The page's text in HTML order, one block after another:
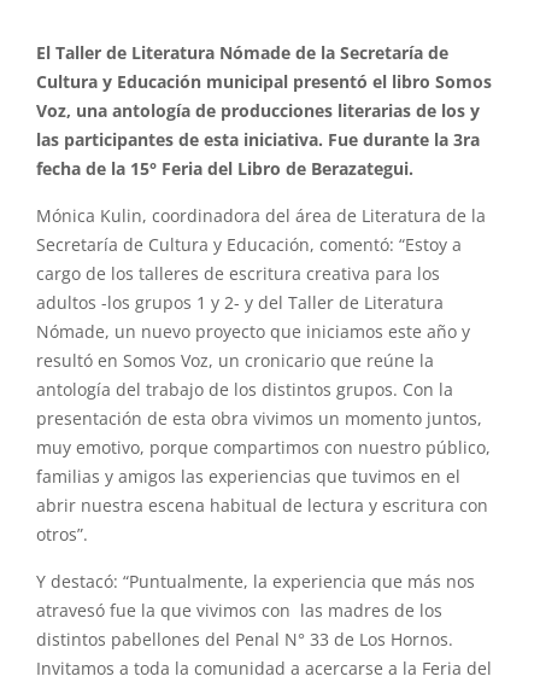
El Taller de Literatura Nómade de la Secretaría de
Cultura y Educación municipal presentó el libro Somos
Voz, una antología de producciones literarias de los y
las participantes de esta iniciativa. Fue durante la 3ra
fecha de la 15° Feria del Libro de Berazategui.
Mónica Kulin, coordinadora del área de Literatura de la
Secretaría de Cultura y Educación, comentó: “Estoy a
cargo de los talleres de escritura creativa para los
adultos -los grupos 1 y 2- y del Taller de Literatura
Nómade, un nuevo proyecto que iniciamos este año y
resultó en Somos Voz, un cronicario que reúne la
antología del trabajo de los distintos grupos. Con la
presentación de esta obra vivimos un momento juntos,
muy emotivo, porque compartimos con nuestro público,
familias y amigos las experiencias que tuvimos en el
abrir nuestra escena habitual de lectura y escritura con
otros”.
Y destacó: “Puntualmente, la experiencia que más nos
atravesó fue la que vivimos con las madres de los
distintos pabellones del Penal N° 33 de Los Hornos.
Invitamos a toda la comunidad a acercarse a la Feria del